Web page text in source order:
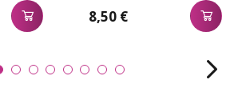
8,50 €